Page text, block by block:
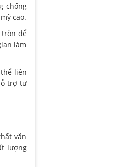
chống
cao.
tròn để
làm
liên
trợ tư
văn
lượng